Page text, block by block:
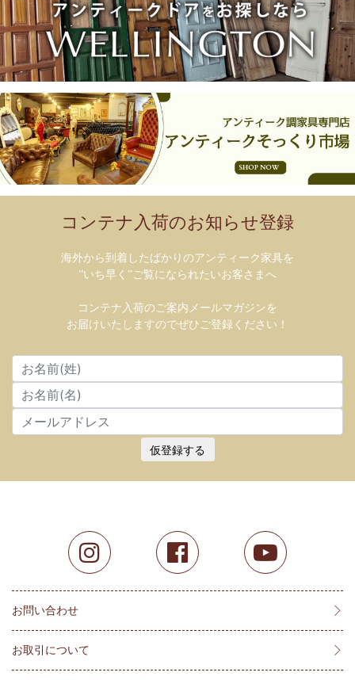
コンテナ入荷のお知らせ登録
海外から到着したばかりのアンティーク家具を
”いち早く”ご覧になられたいお客さまへ
コンテナ入荷のご案内メールマガジンを
お届けいたしますのでぜひご登録ください！
仮登録する
お問い合わせ
お取引について